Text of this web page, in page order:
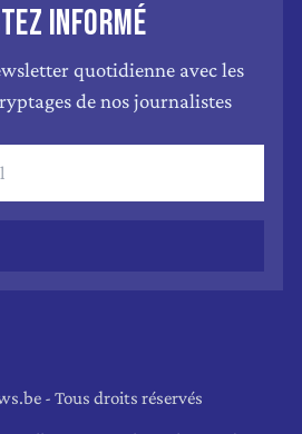
INFORMÉ
quotidienne avec les
de nos journalistes
- Tous droits réservés